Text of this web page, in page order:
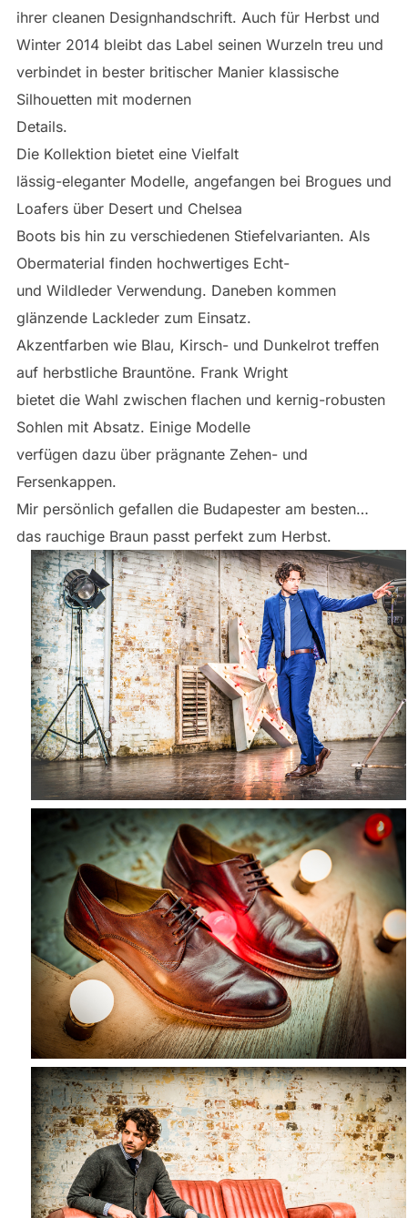
ihrer cleanen Designhandschrift. Auch für Herbst und
Winter 2014 bleibt das Label seinen Wurzeln treu und
verbindet in bester britischer Manier klassische
Silhouetten mit modernen
Details.
Die Kollektion bietet eine Vielfalt
lässig-eleganter Modelle, angefangen bei Brogues und
Loafers über Desert und Chelsea
Boots bis hin zu verschiedenen Stiefelvarianten. Als
Obermaterial finden hochwertiges Echt-
und Wildleder Verwendung. Daneben kommen
glänzende Lackleder zum Einsatz.
Akzentfarben wie Blau, Kirsch- und Dunkelrot treffen
auf herbstliche Brauntöne. Frank Wright
bietet die Wahl zwischen flachen und kernig-robusten
Sohlen mit Absatz. Einige Modelle
verfügen dazu über prägnante Zehen- und
Fersenkappen.
Mir persönlich gefallen die Budapester am besten…
das rauchige Braun passt perfekt zum Herbst.